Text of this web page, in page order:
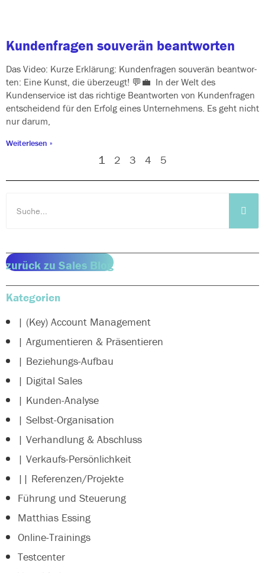
Kundenfragen souverän beantworten
Das Video: Kurze Erklärung: Kundenfragen sou­ve­rän beant­wor­
ten: Eine Kunst, die über­zeugt! 💬💼 In der Welt des
Kundenservice ist das rich­ti­ge Beantworten von Kundenfragen
ent­schei­dend für den Erfolg eines Unternehmens. Es geht nicht
nur darum,
Weiterlesen »
1 2 3 4 5
zurück zu Sales Blog
Kategorien
| (Key) Account Management
| Argumentieren & Präsentieren
| Beziehungs-Aufbau
| Digital Sales
| Kunden-Analyse
| Selbst-Organisation
| Verhandlung & Abschluss
| Verkaufs-Persönlichkeit
|| Referenzen/Projekte
Führung und Steuerung
Matthias Essing
Online-Trainings
Testcenter